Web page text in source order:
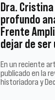
Dra.
profundo
Frente
dejar de ser
En un reciente
publicado en la
historiadora y